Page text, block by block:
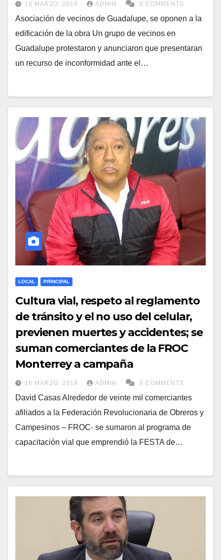
16 MARZO, 2019 ADMIN 0 COMMENTS
Asociación de vecinos de Guadalupe, se oponen a la
edificación de la obra Un grupo de vecinos en
Guadalupe protestaron y anunciaron que presentaran
un recurso de inconformidad ante el…
LOCAL PRINCIPAL
Cultura vial, respeto al reglamento
de tránsito y el no uso del celular,
previenen muertes y accidentes; se
suman comerciantes de la FROC
Monterrey a campaña
16 MARZO, 2019 ADMIN 0 COMMENTS
David Casas Alrededor de veinte mil comerciantes
afiliados a la Federación Revolucionaria de Obreros y
Campesinos – FROC- se sumaron al programa de
capacitación vial que emprendió la FESTA de…